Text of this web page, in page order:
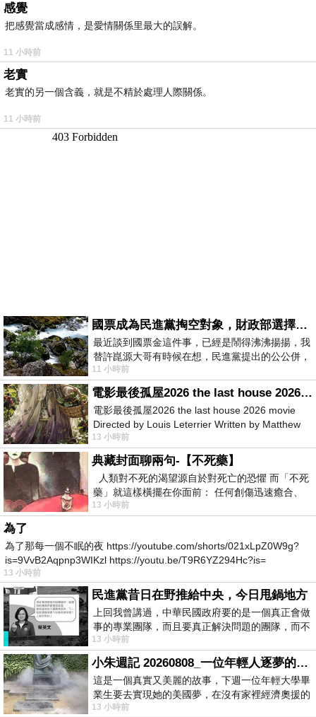
感覺
把感覺當成感情，是愛情關係里最大的誤解。
11 小時前
老實
老實的另一個含義，就是不精於處理人際關係。
11 小時前
國票成為民進黨掏空對象，財政部選擇性失憶
最近談到國票金這件事，已經是鬧得沸沸揚揚，我
替許崑源大哥有時候在想，民進黨提出的公公併，
其實就是想要國庫通黨庫，鬧出最大的醜
11 小時前
電影最後孤屋2026 the last house 2026 movie
電影最後孤屋2026 the last house 2026 movie
Directed by Louis Leterrier Written by Matthew
Robinson Starring Greta Lee Wa
13 小時前
典藏封面聊兩句-【不死藥】
人類對不死的渴望源自於對死亡的恐懼 而「不死
藥」就這樣橫擺在你面前： 任何創傷迅速癒合、
停止衰老、痛覺消失…堪
13 小時前
為了
為了那每一個不眠的夜 https://youtube.com/shorts/021xLpZ0W9g?
is=9VvB2Aqpnp3WIKzl https://youtu.be/T9R6YZ294Hc?is=
13 小時前
民進黨昔日在野推給中央，今日甩鍋地方
上回我曾講過，中華民國政府要的是一個真正會做
事的專業團隊，而且要真正解決問題的團隊，而不
是只會到處甩鍋的雙標團隊，最近民進黨
13 小時前
小朱週記 20260808_一位年輕人逐夢的真實故事
這是一個真實又美麗的故事，下週一位年輕大學畢
業生要去實現她的美國夢，在沒有家裡經濟奧援的
情況下，靠著自我努力工作累積出國基
13 小時前